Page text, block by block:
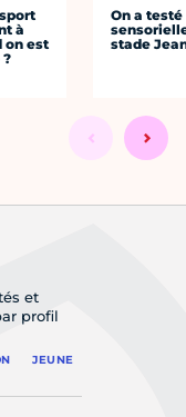
à
on est
On a
stade
et
profil
JEUNE